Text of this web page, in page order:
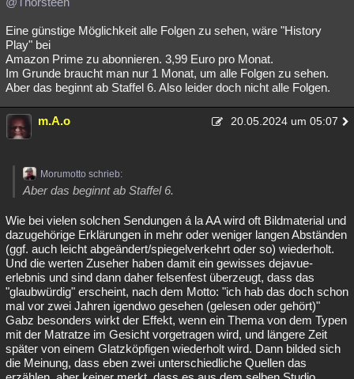
Eine günstige Möglichkeit alle Folgen zu sehen, wäre "History
Play" bei
Amazon Prime zu abonnieren. 3,99 Euro pro Monat.
Im Grunde braucht man nur 1 Monat, um alle Folgen zu sehen.
Aber das beginnt ab Staffel 6. Also leider doch nicht alle Folgen.
m.A.o 20.05.2024 um 05:07
Morumotto schrieb:
Aber das beginnt ab Staffel 6.
Wie bei vielen solchen Sendungen á la AA wird oft Bildmaterial und
dazugehörige Erklärungen in mehr oder weniger langen Abständen
(ggf. auch leicht abgeändert/spiegelverkehrt oder so) wiederholt.
Und die werten Zuseher haben damit ein gewisses dejavue-
erlebnis und sind dann daher felsenfest überzeugt, dass das
"glaubwürdig" erscheint, nach dem Motto: "ich hab das doch schon
mal vor zwei Jahren igendwo gesehen (gelesen oder gehört)"
Gabz besonders wirkt der Effekt, wenn ein Thema von dem Typen
mit der Matratze im Gesicht vorgetragen wird, und längere Zeit
später von einem Glatzköpfigen wiederholt wird. Dann bilded sich
die Meinung, dass eben zwei unterschiedliche Quellen das